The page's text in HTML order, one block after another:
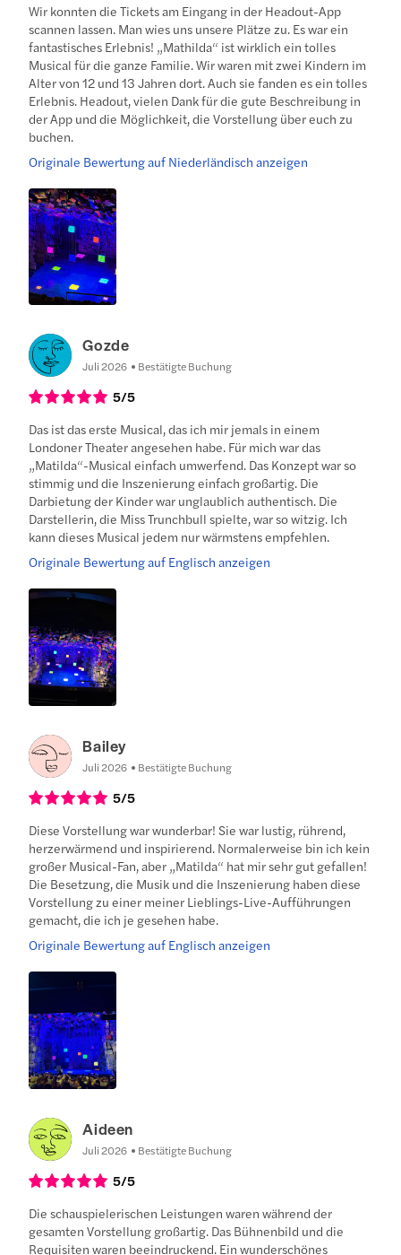
Wir konnten die Tickets am Eingang in der Headout-App
scannen lassen. Man wies uns unsere Plätze zu. Es war ein
fantastisches Erlebnis! „Mathilda“ ist wirklich ein tolles
Musical für die ganze Familie. Wir waren mit zwei Kindern im
Alter von 12 und 13 Jahren dort. Auch sie fanden es ein tolles
Erlebnis. Headout, vielen Dank für die gute Beschreibung in
der App und die Möglichkeit, die Vorstellung über euch zu
buchen.
Originale Bewertung auf Niederländisch anzeigen
Gozde
Juli 2026 Bestätigte Buchung
5/5
Das ist das erste Musical, das ich mir jemals in einem
Londoner Theater angesehen habe. Für mich war das
„Matilda“-Musical einfach umwerfend. Das Konzept war so
stimmig und die Inszenierung einfach großartig. Die
Darbietung der Kinder war unglaublich authentisch. Die
Darstellerin, die Miss Trunchbull spielte, war so witzig. Ich
kann dieses Musical jedem nur wärmstens empfehlen.
Originale Bewertung auf Englisch anzeigen
Bailey
Juli 2026 Bestätigte Buchung
5/5
Diese Vorstellung war wunderbar! Sie war lustig, rührend,
herzerwärmend und inspirierend. Normalerweise bin ich kein
großer Musical-Fan, aber „Matilda“ hat mir sehr gut gefallen!
Die Besetzung, die Musik und die Inszenierung haben diese
Vorstellung zu einer meiner Lieblings-Live-Aufführungen
gemacht, die ich je gesehen habe.
Originale Bewertung auf Englisch anzeigen
Aideen
Juli 2026 Bestätigte Buchung
5/5
Die schauspielerischen Leistungen waren während der
gesamten Vorstellung großartig. Das Bühnenbild und die
Requisiten waren beeindruckend. Ein wunderschönes